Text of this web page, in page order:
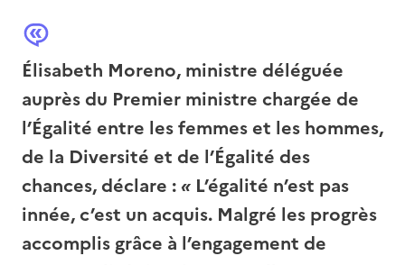
Élisabeth Moreno, ministre déléguée
auprès du Premier ministre chargée de
l’Égalité entre les femmes et les hommes,
de la Diversité et de l’Égalité des
chances, déclare : « L’égalité n’est pas
innée, c’est un acquis. Malgré les progrès
accomplis grâce à l’engagement de